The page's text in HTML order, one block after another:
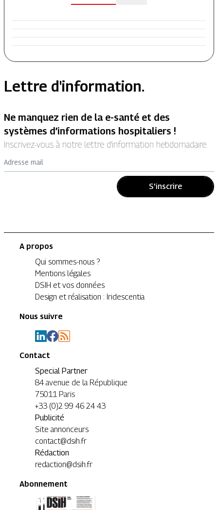
Lettre d'information.
Ne manquez rien de la e-santé et des
systèmes d’informations hospitaliers !
Inscrivez-vous à notre lettre d’information hebdomadaire.
Adresse mail
S'inscrire
A propos
Qui sommes-nous ?
Mentions légales
DSIH et vos données
Design et réalisation : Iridescentia
Nous suivre
Contact
Special Partner
84 avenue de la République
75011 Paris
+33 (0)2 99 46 24 43
Publicité
Site annonceurs
contact@dsih.fr
Rédaction
redaction@dsih.fr
Abonnement